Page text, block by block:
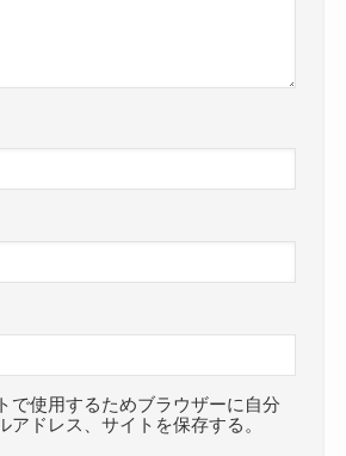
で使用するためブラウザーに自分
アドレス、サイトを保存する。